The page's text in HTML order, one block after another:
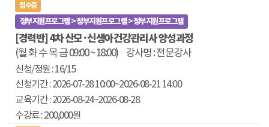
접수중
정부지원프로그램 > 정부지원프로그램 > 정부지원프로그램
[경력반] 4차 산모·신생아건강관리사 양성과정
(월 화 수 목 금 09:00 ~ 18:00)
강사명 : 전문강사
16/15
2026-07-28 10:00~2026-08-21 14:00
2026-08-24~2026-08-28
200,000원